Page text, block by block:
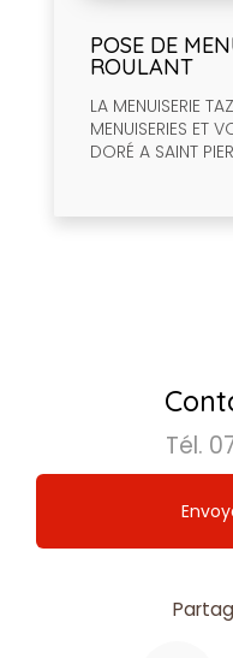
POSE DE
ROULANT
LA MENUISERIE
MENUISERIES ET
DORÉ A SAINT
Tél.